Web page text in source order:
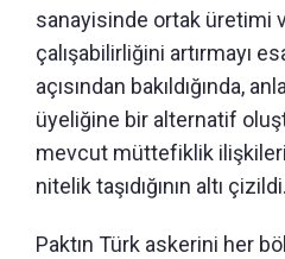
sanayisinde ortak üretimi
çalışabilirliğini artırmayı
açısından bakıldığında,
üyeliğine bir alternatif
mevcut müttefiklik
nitelik taşıdığının altı çizildi.
Paktın Türk askerini her